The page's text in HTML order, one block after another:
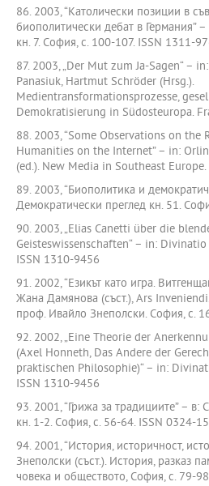
86. 2003, “Католически позиции в
биополитически дебат в Германия”
кн. 7. София, с. 100-107. ISSN 1311-
87. 2003, „Der Mut zum Ja-Sagen“ –
Panasiuk, Hartmut Schröder (Hrsg.).
Medientransformationsprozesse,
Demokratisierung in Südosteuropa.
88. 2003, “Some Observations on
Humanities on the Internet” – in:
(ed.). New Media in Southeast
89. 2003, “Биополитика и
Демократически преглед кн. 51.
90. 2003, „Elias Canetti über die
Geisteswissenschaften“ – in:
ISSN 1310-9456
91. 2002, “Езикът като игра.
Жана Дамянова (съст.), Ars
проф. Ивайло Знеполски. София, с.
92. 2002, „Eine Theorie der
(Axel Honneth, Das Andere der
praktischen Philosophie)“ – in:
ISSN 1310-9456
93. 2001, “Грижа за традициите” –
кн. 1-2. София, с. 56-64. ISSN 0324-
94. 2001, “История, историчност,
Знеполски (съст.). История, разказ
човека и обществото, София, с. 79-